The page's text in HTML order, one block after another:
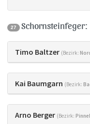
27 Schornsteinfeger:
Timo Baltzer (Bezirk:
Kai Baumgarn (Bezirk:
Arno Berger (Bezirk: